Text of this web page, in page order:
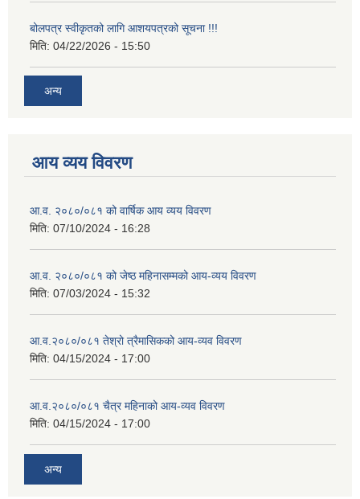
बोलपत्र स्वीकृतको लागि आशयपत्रको सूचना !!!
मिति: 04/22/2026 - 15:50
अन्य
आय व्यय विवरण
आ.व. २०८०/०८१ को वार्षिक आय व्यय विवरण
मिति: 07/10/2024 - 16:28
आ.व. २०८०/०८१ को जेष्ठ महिनासम्मको आय-व्यय विवरण
मिति: 07/03/2024 - 15:32
आ.व.२०८०/०८१ तेश्रो त्रैमासिकको आय-व्यव विवरण
मिति: 04/15/2024 - 17:00
आ.व.२०८०/०८१ चैत्र महिनाको आय-व्यव विवरण
मिति: 04/15/2024 - 17:00
अन्य